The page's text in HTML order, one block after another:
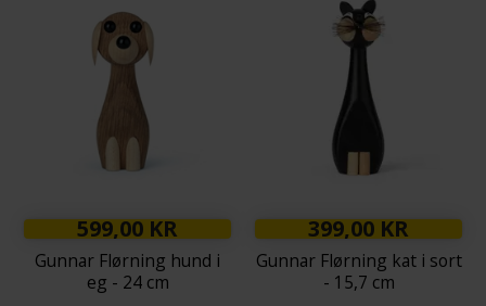
599,00 KR
Gunnar Flørning hund i
eg - 24 cm
399,00 KR
Gunnar Flørning kat i sort
- 15,7 cm